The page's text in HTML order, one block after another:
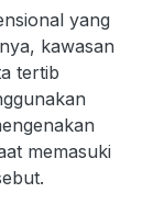
yang
kawasan
tertib
memasuki